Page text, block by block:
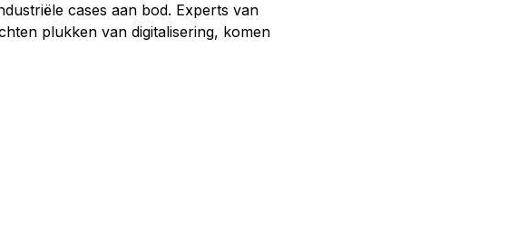
cases aan bod. Experts van
plukken van digitalisering, komen